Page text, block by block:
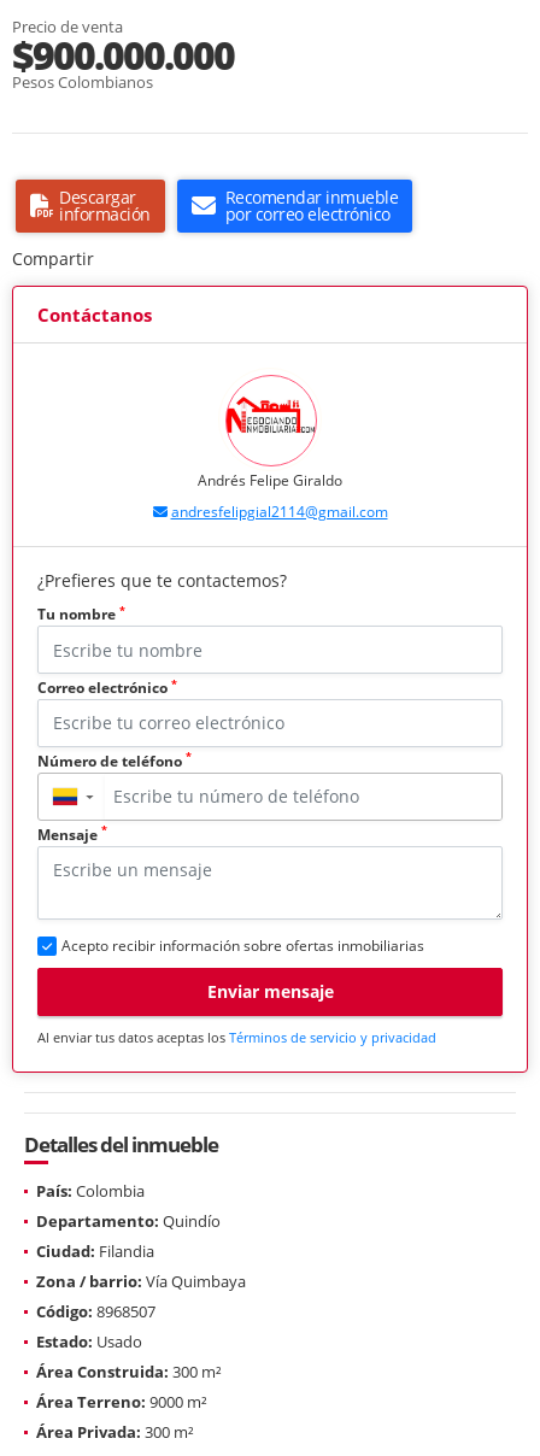
Precio de venta
$900.000.000
Pesos Colombianos
Descargar
información
Recomendar inmueble
por correo electrónico
Compartir
Contáctanos
Andrés Felipe Giraldo
andresfelipgial2114@gmail.com
¿Prefieres que te contactemos?
Tu nombre *
Correo electrónico *
Número de teléfono *
▼
Mensaje *
Acepto recibir información sobre ofertas inmobiliarias
Enviar mensaje
Al enviar tus datos aceptas los Términos de servicio y privacidad
Detalles del inmueble
País: Colombia
Departamento: Quindío
Ciudad: Filandia
Zona / barrio: Vía Quimbaya
Código: 8968507
Estado: Usado
Área Construida: 300 m²
Área Terreno: 9000 m²
Área Privada: 300 m²